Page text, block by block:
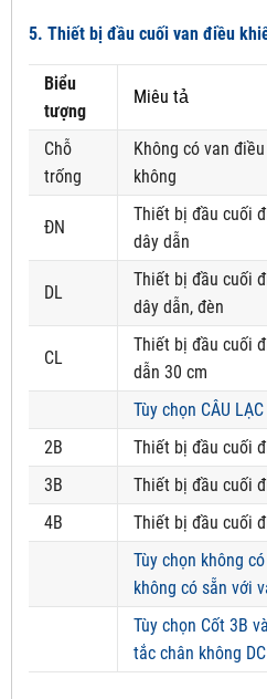
5. Thiết bị đầu cuối van điều
Biểu
tượng
Miêu tả
Chỗ
trống
Không có van
không
ĐN
Thiết bị đầu cuối
dây dẫn
DL
Thiết bị đầu cuối
dây dẫn, đèn
CL
Thiết bị đầu cuối
dẫn 30 cm
Tùy chọn CÂU
2B
Thiết bị đầu cuối
3B
Thiết bị đầu cuối
4B
Thiết bị đầu cuối
Tùy chọn không
không có sẵn với
Tùy chọn Cốt 3B
tắc chân không